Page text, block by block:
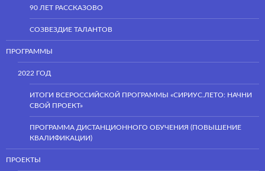
90 ЛЕТ РАССКАЗОВО
СОЗВЕЗДИЕ ТАЛАНТОВ
ПРОГРАММЫ
2022 ГОД
ИТОГИ ВСЕРОССИЙСКОЙ ПРОГРАММЫ «СИРИУС.ЛЕТО: НАЧНИ
СВОЙ ПРОЕКТ»
ПРОГРАММА ДИСТАНЦИОННОГО ОБУЧЕНИЯ (ПОВЫШЕНИЕ
КВАЛИФИКАЦИИ)
ПРОЕКТЫ